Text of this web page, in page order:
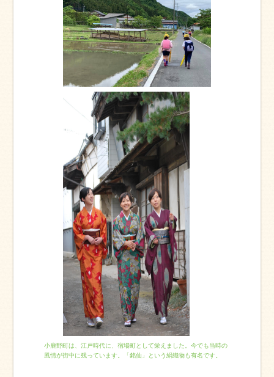
小鹿野町は、江戸時代に、宿場町として栄えました。今でも当時の
風情が街中に残っています。「銘仙」という絹織物も有名です。